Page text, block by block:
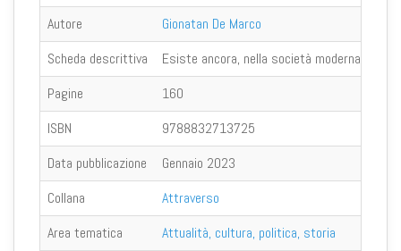
Autore
Gionatan De Marco
Scheda descrittiva
Esiste ancora, nella società moderna, la
Pagine
160
ISBN
9788832713725
Data pubblicazione
Gennaio 2023
Collana
Attraverso
Area tematica
Attualità, cultura, politica, storia